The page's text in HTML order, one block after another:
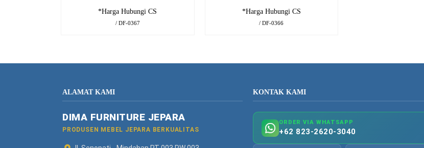
*Harga Hubungi CS
/ DF-0367
*Harga Hubungi CS
/ DF-0366
ALAMAT KAMI
DIMA FURNITURE JEPARA
PRODUSEN MEBEL JEPARA BERKUALITAS
KONTAK KAMI
ORDER VIA WHATSAPP
+62 823-2620-3040